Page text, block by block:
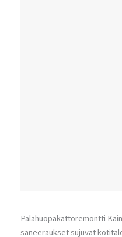
Palahuopakattoremontti
saneeraukset sujuvat